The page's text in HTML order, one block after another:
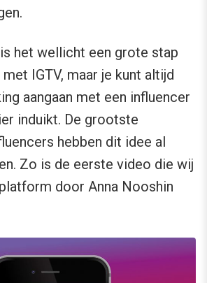
het wellicht een grote stap
IGTV, maar je kunt altijd
aangaan met een influencer
induikt. De grootste
hebben dit idee al
Zo is de eerste video die wij
door Anna Nooshin